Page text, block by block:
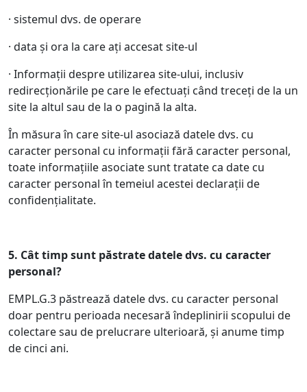
· sistemul dvs. de operare
· data și ora la care ați accesat site-ul
· Informații despre utilizarea site-ului, inclusiv
redirecționările pe care le efectuați când treceți de la un
site la altul sau de la o pagină la alta.
În măsura în care site-ul asociază datele dvs. cu
caracter personal cu informații fără caracter personal,
toate informațiile asociate sunt tratate ca date cu
caracter personal în temeiul acestei declarații de
confidențialitate.
5. Cât timp sunt păstrate datele dvs. cu caracter
personal?
EMPL.G.3 păstrează datele dvs. cu caracter personal
doar pentru perioada necesară îndeplinirii scopului de
colectare sau de prelucrare ulterioară, și anume timp
de cinci ani.